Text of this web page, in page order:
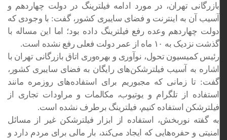
بازرگانی تهران، در مورد ادامه فیلترینگ در دولت چهاردهم و
آسیب آن به اینترنت و فضای سایبری کشور، گفت: با وجودی که
دولت چهاردهم وعده رفع فیلترینگ داده بود؛ اما این مساله با
گذشت نزدیک به ۱۰ ماه از عمر دولت فعلی رفع نشده است.
رئیس کمیسیون تحول، نوآوری و بهره‌وری اتاق بازرگانی تهران با
اشاره به آسیب فیلترشکن‌های رایگان به فضای سایبری کشور،
گفت: تا زمانی که مجبوریم برای استفاده‌های روزمره مانند
استفاده از تلگرام و یوتیوب، مکالمات و مراودات تجاری از
فیلترشکن استفاده کنیم، فیلترینگ برطرف نشده است.
به گفته نوربخش، استفاده از ابزار فیلترشکن غیر از مسائل
امنیتی و حفره‌هایی که ایجاد می‌کند، بار مالی برای مردم دارد و